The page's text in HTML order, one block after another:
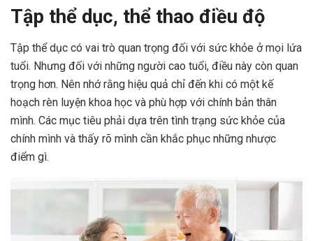
Tập thể dục, thể thao điều độ
Tập thể dục có vai trò quan trọng đối với sức khỏe ở mọi lứa
tuổi. Nhưng đối với những người cao tuổi, điều này còn quan
trọng hơn. Nên nhớ rằng hiệu quả chỉ đến khi có một kế
hoạch rèn luyện khoa học và phù hợp với chính bản thân
mình. Các mục tiêu phải dựa trên tình trạng sức khỏe của
chính mình và thấy rõ mình cần khắc phục những nhược
điểm gì.